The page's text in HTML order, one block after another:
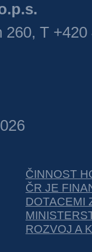
T +420
ČINNOST
ČR JE
DOTACEMI
ROZVOJ A